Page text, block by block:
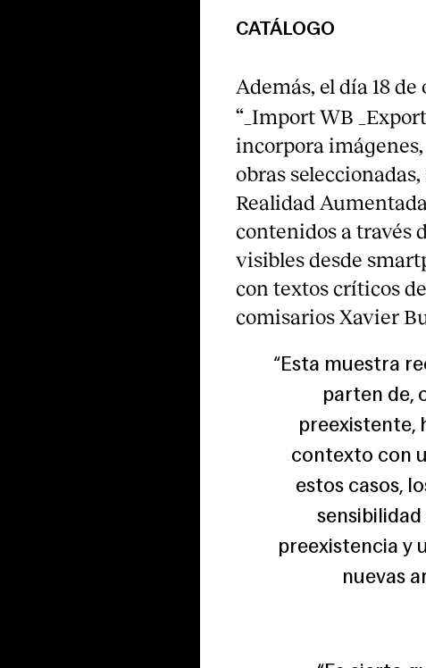
CATÁLOGO
Además, el día 18
“_Import WB
incorpora
obras
Realidad
contenidos a través
visibles desde
con textos críticos
comisarios Xavier
“Esta muestra
parten de,
preexistente,
contexto con
estos casos,
preexistencia y
nuevas